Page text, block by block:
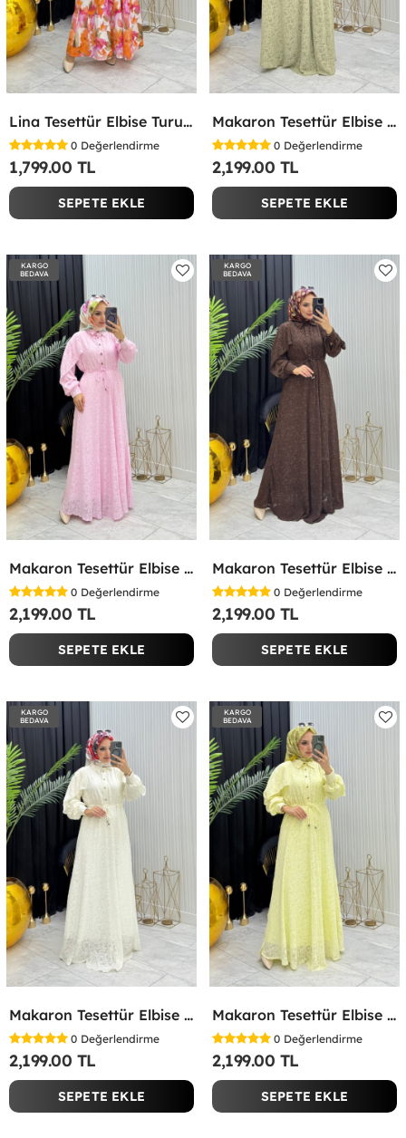
Lina Tesettür Elbise Turuncu Turuncu
0 Değerlendirme
1,799.00 TL
SEPETE EKLE
Makaron Tesettür Elbise Yeşil Yeşil
0 Değerlendirme
2,199.00 TL
SEPETE EKLE
KARGO
BEDAVA
Makaron Tesettür Elbise Pembe Pembe
0 Değerlendirme
2,199.00 TL
SEPETE EKLE
KARGO
BEDAVA
Makaron Tesettür Elbise Kahverengi Kahverengi
0 Değerlendirme
2,199.00 TL
SEPETE EKLE
KARGO
BEDAVA
Makaron Tesettür Elbise Beyaz Beyaz
0 Değerlendirme
2,199.00 TL
SEPETE EKLE
KARGO
BEDAVA
Makaron Tesettür Elbise Sarı Sarı
0 Değerlendirme
2,199.00 TL
SEPETE EKLE